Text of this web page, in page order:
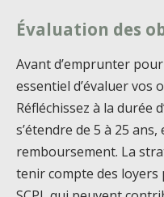
Évaluation des
Avant d’emprunter
essentiel d’évaluer vos
Réfléchissez à la durée
s’étendre de 5 à 25
remboursement. La
tenir compte des